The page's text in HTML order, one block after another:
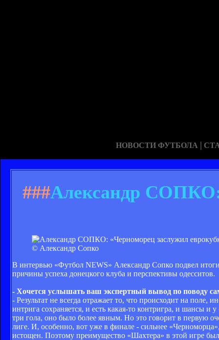
НОВОСТИ ФУТБОЛА |
###Александр СОПКО:
© Александр Сопко
В интервью «Футбол NEWS» Александр Сопко подвел
причины успеха донецкого клуба и перспективы одесситов.
- Хочется услышать ваш экспертный вывод по поводу
- Результат не всегда отражает то, что происходит на
интрига сохраняется, и есть какая-то контригра, и шансы
три гола, оно было более явным. Но это говорит в первую
лиге. И, особенно, вот уже в финале - сильнее
истощен. Поэтому преимущество «Шахтера» в этой игре